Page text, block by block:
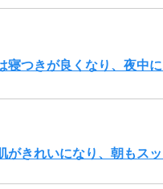
寝つきが良くなり、夜中
がきれいになり、朝もス